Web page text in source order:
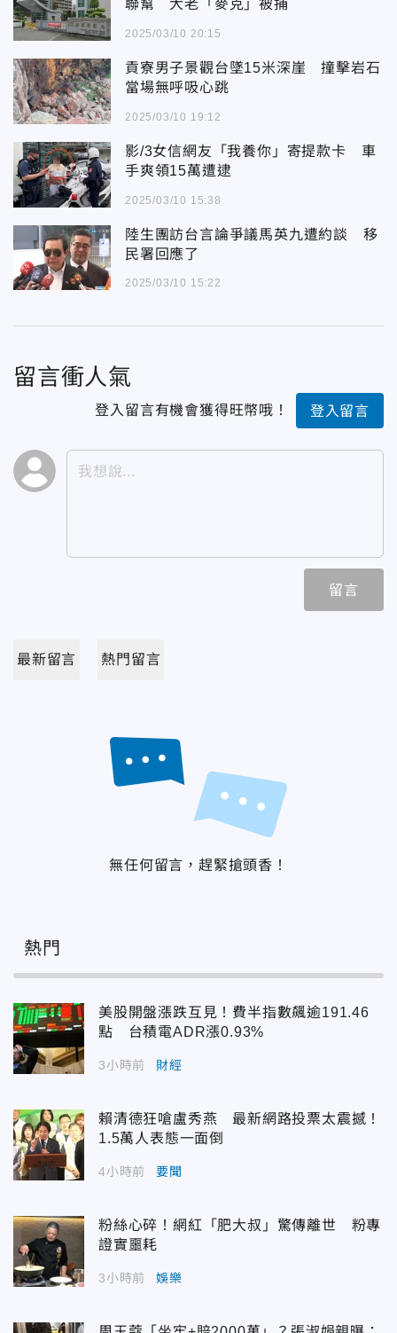
聯幫 大老「麥克」被捕
2025/03/10 20:15
貢寮男子景觀台墜15米深崖 撞擊岩石
當場無呼吸心跳
2025/03/10 19:12
影/3女信網友「我養你」寄提款卡 車
手爽領15萬遭逮
2025/03/10 15:38
陸生團訪台言論爭議馬英九遭約談 移
民署回應了
2025/03/10 15:22
留言衝人氣
登入留言有機會獲得旺幣哦！ 登入留言
留言
最新留言 熱門留言
無任何留言，趕緊搶頭香！
熱門
美股開盤漲跌互見！費半指數飆逾191.46
點 台積電ADR漲0.93%
3小時前 財經
賴清德狂嗆盧秀燕 最新網路投票太震撼！
1.5萬人表態一面倒
4小時前 要聞
粉絲心碎！網紅「肥大叔」驚傳離世 粉專
證實噩耗
3小時前 娛樂